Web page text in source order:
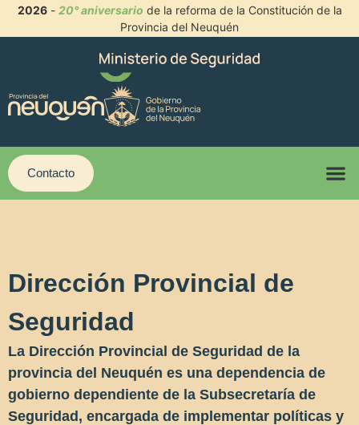
2026- 20° aniversario de la reforma de la Constitución de la
Provincia del Neuquén
Contacto
Dirección Provincial de
Seguridad
La Dirección Provincial de Seguridad de la
provincia del Neuquén es una dependencia de
gobierno dependiente de la Subsecretaría de
Seguridad, encargada de implementar políticas y